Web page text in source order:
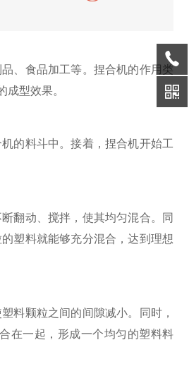
、食品加工等。捏合机的作用类
型效果。
的料斗中。接着，捏合机开始工
翻动、搅拌，使其均匀混合。同
塑料就能够充分混合，达到理想
颗粒之间的间隙减小。同时，
在一起，形成一个均匀的塑料料